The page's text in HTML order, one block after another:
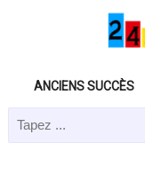
ANCIENS SUCCÈS